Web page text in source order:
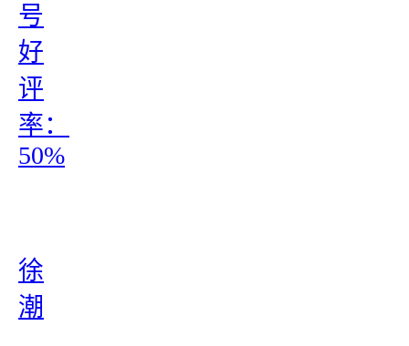
号
好
评
率：
50%
徐
潮